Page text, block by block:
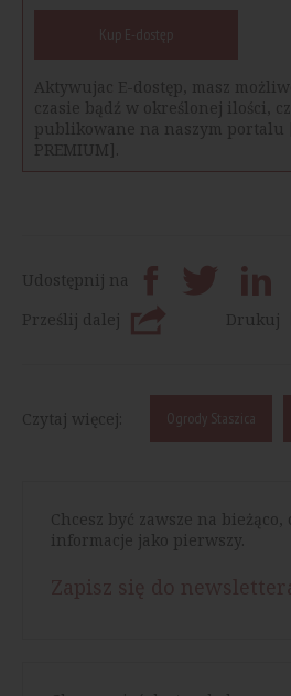
Kup E-dostęp
Aktywujac E-dostęp, masz
czasie bądź w określonej ilości,
publikowane na naszym portalu
PREMIUM].
Udostępnij na
Prześlij dalej
Drukuj
Czytaj więcej: Ogrody Staszica
Chcesz być zawsze na
informacje jako pierwszy.